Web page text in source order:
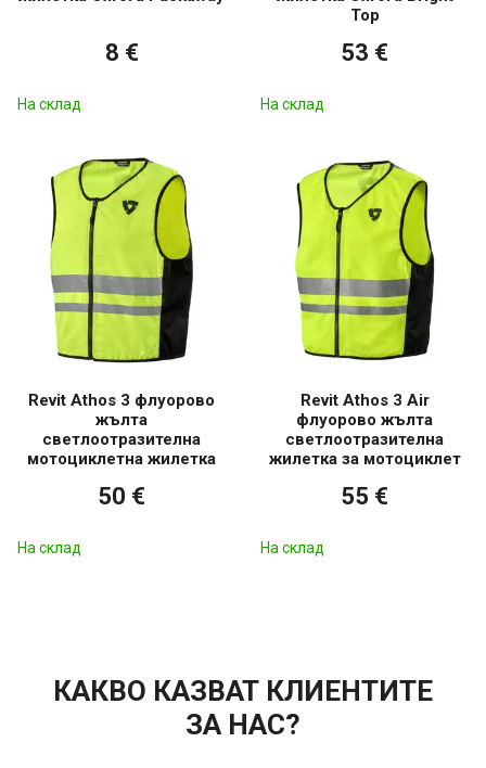
8 €
На склад
Top
53 €
На склад
Revit Athos 3 флуорово
жълта
светлоотразителна
мотоциклетна жилетка
50 €
На склад
Revit Athos 3 Air
флуорово жълта
светлоотразителна
жилетка за мотоциклет
55 €
На склад
КАКВО КАЗВАТ КЛИЕНТИТЕ
ЗА НАС?